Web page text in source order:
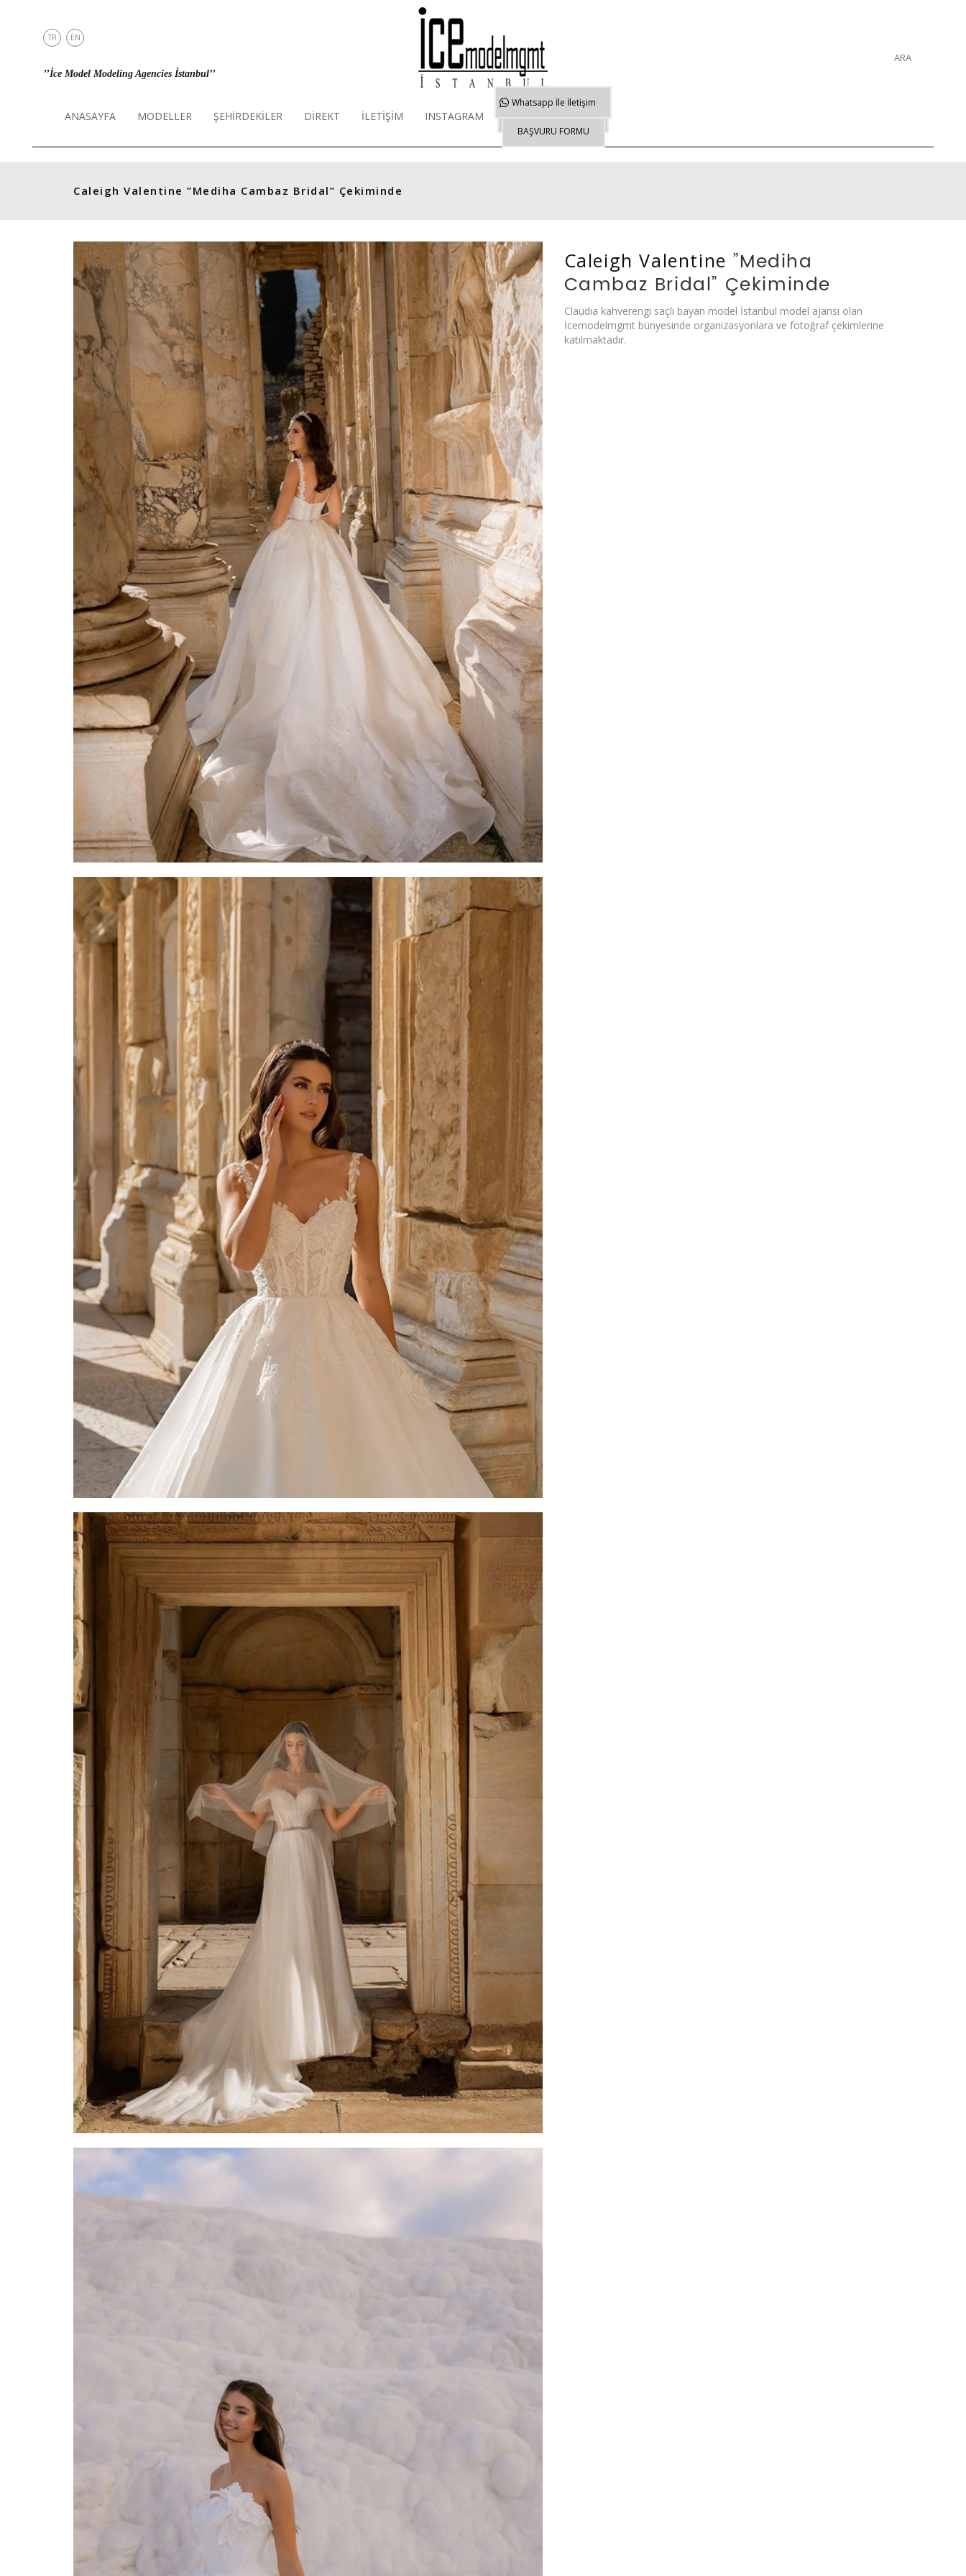
MODELLER
INSTAGRAM
TR EN
’’İce Model Modeling Agencies İstanbul’’
ANASAYFA MODELLER ŞEHİRDEKİLER DİREKT İLETİŞİM INSTAGRAM
Whatsapp İle İletişim
BAŞVURU FORMU
Caleigh Valentine ”Mediha Cambaz Bridal” Çekiminde
Caleigh Valentine ”Mediha
Cambaz Bridal” Çekiminde
Claudia kahverengi saçlı bayan model İstanbul model ajansı olan
İcemodelmgmt bünyesinde organizasyonlara ve fotoğraf çekimlerine
katılmaktadır.